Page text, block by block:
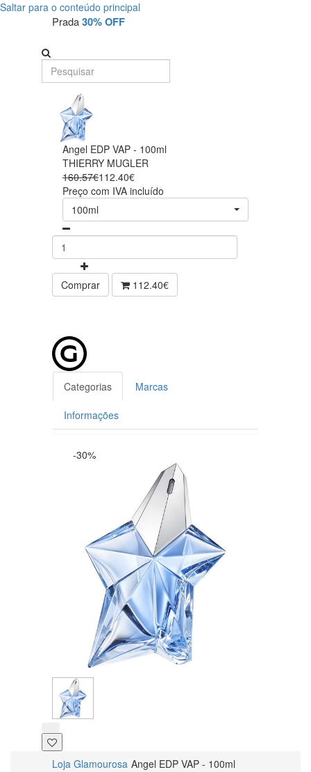
Saltar para o conteúdo principal
Prada30% OFF
Angel EDP VAP - 100ml
THIERRY MUGLER
160.57€112.40€
Preço com IVA incluído
100ml
Comprar 112.40€
Categorias Marcas
Informações
-30%
Loja Glamourosa Angel EDP VAP - 100ml